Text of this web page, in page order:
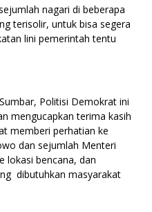
nagari di beberapa
terisolir, untuk bisa segera
lini pemerintah tentu
Politisi Demokrat ini
mengucapkan terima kasih
memberi perhatian ke
dan sejumlah Menteri
lokasi bencana, dan
dibutuhkan masyarakat